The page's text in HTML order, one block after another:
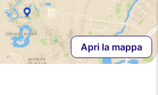
Apri la mappa